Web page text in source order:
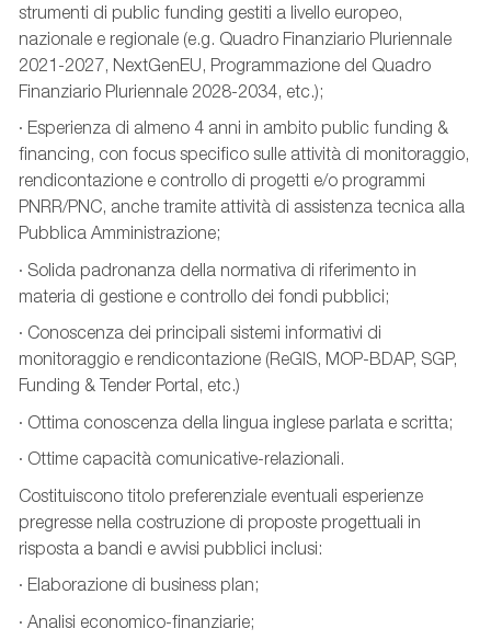
strumenti di public funding gestiti a livello europeo,
nazionale e regionale (e.g. Quadro Finanziario Pluriennale
2021-2027, NextGenEU, Programmazione del Quadro
Finanziario Pluriennale 2028-2034, etc.);
· Esperienza di almeno 4 anni in ambito public funding &
financing, con focus specifico sulle attività di monitoraggio,
rendicontazione e controllo di progetti e/o programmi
PNRR/PNC, anche tramite attività di assistenza tecnica alla
Pubblica Amministrazione;
· Solida padronanza della normativa di riferimento in
materia di gestione e controllo dei fondi pubblici;
· Conoscenza dei principali sistemi informativi di
monitoraggio e rendicontazione (ReGIS, MOP-BDAP, SGP,
Funding & Tender Portal, etc.)
· Ottima conoscenza della lingua inglese parlata e scritta;
· Ottime capacità comunicative-relazionali.
Costituiscono titolo preferenziale eventuali esperienze
pregresse nella costruzione di proposte progettuali in
risposta a bandi e avvisi pubblici inclusi:
· Elaborazione di business plan;
· Analisi economico-finanziarie;